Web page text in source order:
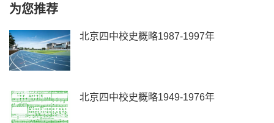
为您推荐
北京四中校史概略1987-1997年
北京四中校史概略1949-1976年